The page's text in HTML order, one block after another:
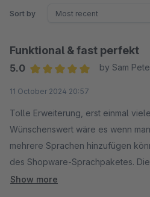
Sort by
Funktional & fast perfekt
5.0
by Sam
11 October 2024 20:57
Tolle Erweiterung, erst einmal
Wünschenswert wäre es wenn
mehrere Sprachen hinzufügen
des Shopware-Sprachpaketes.
besser passen anstatt
Show more